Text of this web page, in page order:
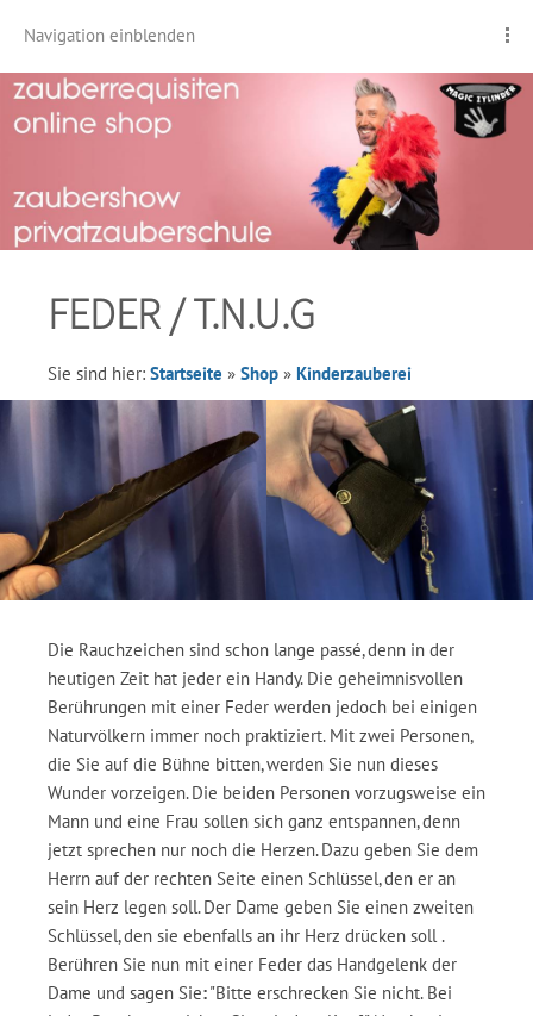
Navigation einblenden
FEDER / T.N.U.G
Sie sind hier: Startseite » Shop » Kinderzauberei
Die Rauchzeichen sind schon lange passé, denn in der
heutigen Zeit hat jeder ein Handy. Die geheimnisvollen
Berührungen mit einer Feder werden jedoch bei einigen
Naturvölkern immer noch praktiziert. Mit zwei Personen,
die Sie auf die Bühne bitten, werden Sie nun dieses
Wunder vorzeigen. Die beiden Personen vorzugsweise ein
Mann und eine Frau sollen sich ganz entspannen, denn
jetzt sprechen nur noch die Herzen. Dazu geben Sie dem
Herrn auf der rechten Seite einen Schlüssel, den er an
sein Herz legen soll. Der Dame geben Sie einen zweiten
Schlüssel, den sie ebenfalls an ihr Herz drücken soll .
Berühren Sie nun mit einer Feder das Handgelenk der
Dame und sagen Sie:"Bitte erschrecken Sie nicht. Bei